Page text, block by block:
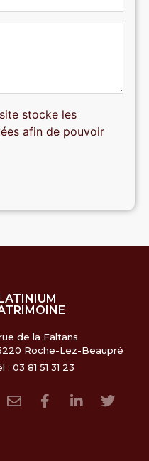
stocke les
afin de pouvoir
rue de la Faltans
Roche-Lez-Beaupré
: 03 81 51 31 23